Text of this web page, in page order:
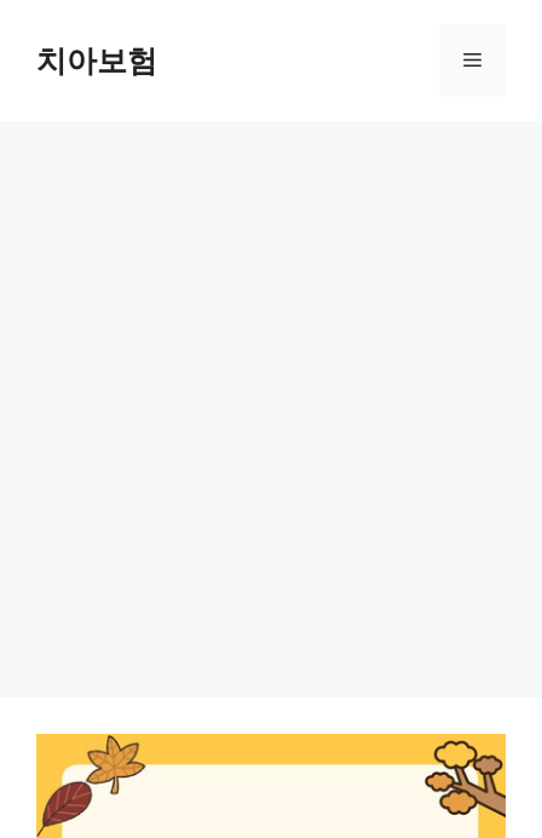
content치아보험 Menu